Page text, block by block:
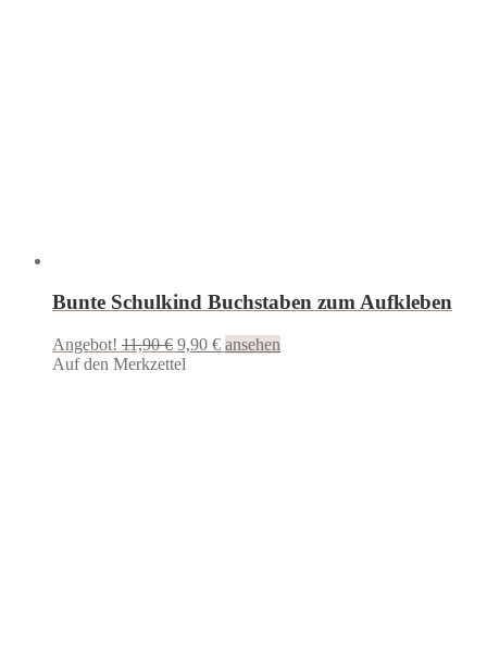
Bunte Schulkind Buchstaben zum Aufkleben
Angebot! 11,90€ Ursprünglicher
Preis
9,90 €Aktueller
ansehen
Auf den Merkzettel